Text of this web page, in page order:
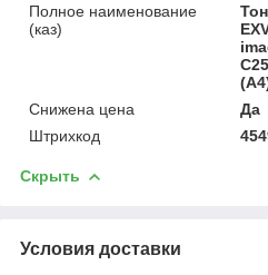
Полное наименование
(каз)
Снижена цена
Да
Штрихкод
Скрыть
Условия доставки